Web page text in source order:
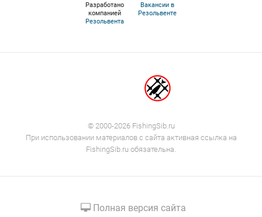
Разработано
компанией
Резольвента
Вакансии в
Резольвенте
Полная версия сайта
© 2000-2026 FishingSib.ru
При использовании материалов с сайта активная ссылка на
FishingSib.ru обязательна.